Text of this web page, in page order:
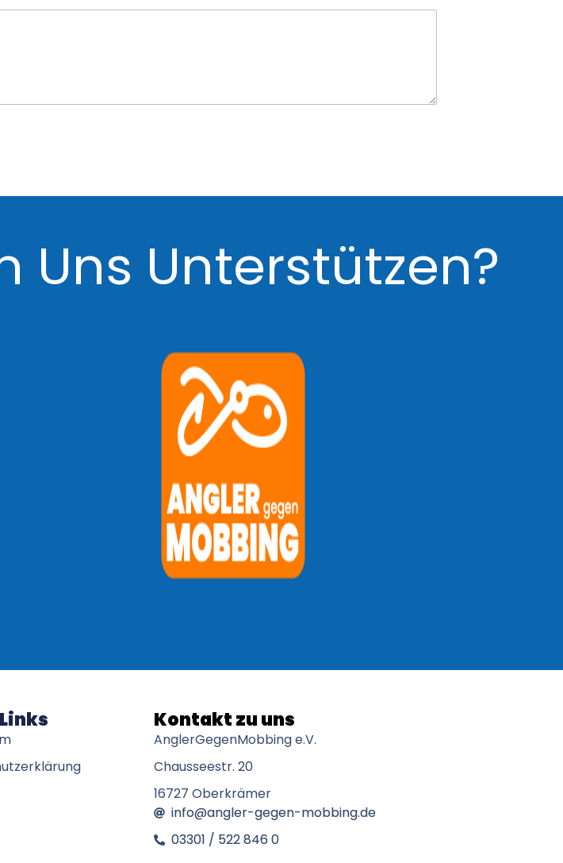
Uns Unterstützen?
Kontakt zu uns
AnglerGegenMobbing e.V.
Chausseestr. 20
16727 Oberkrämer
info@angler-gegen-mobbing.de
03301 / 522 846 0